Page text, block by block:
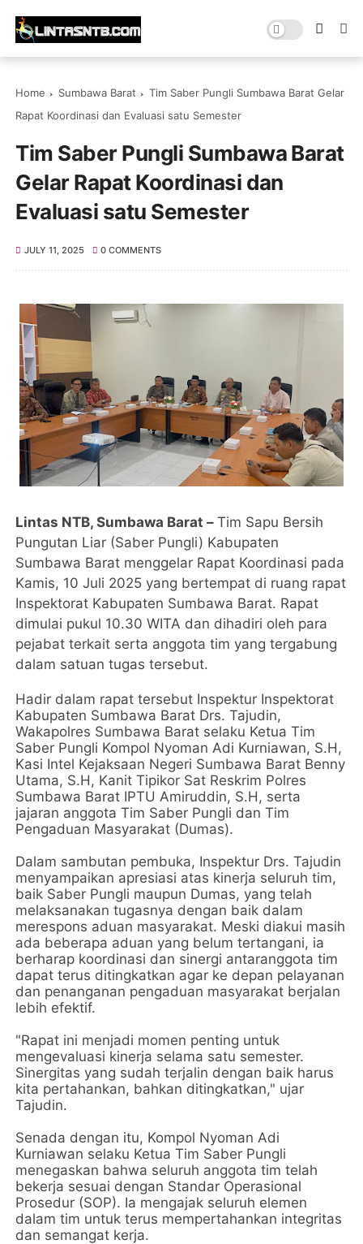
Home Sumbawa Barat
Tim Saber Pungli Sumbawa Barat Gelar
Rapat Koordinasi dan Evaluasi satu Semester
Tim Saber Pungli Sumbawa Barat
Gelar Rapat Koordinasi dan
Evaluasi satu Semester
JULY 11, 2025 0 COMMENTS
Lintas NTB, Sumbawa Barat –Tim Sapu Bersih
Pungutan Liar (Saber Pungli) Kabupaten
Sumbawa Barat menggelar Rapat Koordinasi pada
Kamis, 10 Juli 2025 yang bertempat di ruang rapat
Inspektorat Kabupaten Sumbawa Barat. Rapat
dimulai pukul 10.30 WITA dan dihadiri oleh para
pejabat terkait serta anggota tim yang tergabung
dalam satuan tugas tersebut.
Hadir dalam rapat tersebut Inspektur Inspektorat
Kabupaten Sumbawa Barat Drs. Tajudin,
Wakapolres Sumbawa Barat selaku Ketua Tim
Saber Pungli Kompol Nyoman Adi Kurniawan, S.H,
Kasi Intel Kejaksaan Negeri Sumbawa Barat Benny
Utama, S.H, Kanit Tipikor Sat Reskrim Polres
Sumbawa Barat IPTU Amiruddin, S.H, serta
jajaran anggota Tim Saber Pungli dan Tim
Pengaduan Masyarakat (Dumas).
Dalam sambutan pembuka, Inspektur Drs. Tajudin
menyampaikan apresiasi atas kinerja seluruh tim,
baik Saber Pungli maupun Dumas, yang telah
melaksanakan tugasnya dengan baik dalam
merespons aduan masyarakat. Meski diakui masih
ada beberapa aduan yang belum tertangani, ia
berharap koordinasi dan sinergi antaranggota tim
dapat terus ditingkatkan agar ke depan pelayanan
dan penanganan pengaduan masyarakat berjalan
lebih efektif.
"Rapat ini menjadi momen penting untuk
mengevaluasi kinerja selama satu semester.
Sinergitas yang sudah terjalin dengan baik harus
kita pertahankan, bahkan ditingkatkan," ujar
Tajudin.
Senada dengan itu, Kompol Nyoman Adi
Kurniawan selaku Ketua Tim Saber Pungli
menegaskan bahwa seluruh anggota tim telah
bekerja sesuai dengan Standar Operasional
Prosedur (SOP). Ia mengajak seluruh elemen
dalam tim untuk terus mempertahankan integritas
dan semangat kerja.